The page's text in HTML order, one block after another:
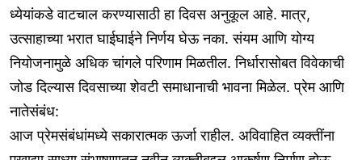
ध्येयांकडे वाटचाल करण्यासाठी हा दिवस अनुकूल आहे. मात्र,
उत्साहाच्या भरात घाईघाईने निर्णय घेऊ नका. संयम आणि योग्य
नियोजनामुळे अधिक चांगले परिणाम मिळतील. निर्धारासोबत विवेकाची
जोड दिल्यास दिवसाच्या शेवटी समाधानाची भावना मिळेल. प्रेम आणि
नातेसंबंध:
आज प्रेमसंबंधांमध्ये सकारात्मक ऊर्जा राहील. अविवाहित व्यक्तींना